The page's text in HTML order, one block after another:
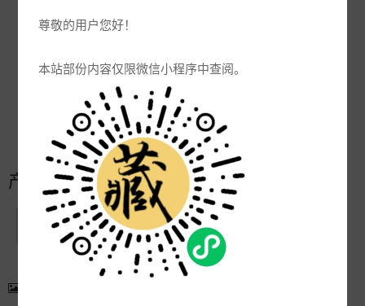
尊敬的用户您好！
本站部份内容仅限微信小程序中查阅。
品牌:
次数:
1312
景德镇市辰天陶瓷有限公司
2021-05-09 17:53:01
产品简介